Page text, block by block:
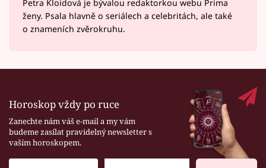
Petra Kloidová je bývalou redaktorkou webu Prima
ženy. Psala hlavně o seriálech a celebritách, ale také
o znameních zvěrokruhu.
Horoskop vždy po ruce
Zanechte nám váš e-mail a my vám
budeme zasílat pravidelný newsletter s
vaším horoskopem.